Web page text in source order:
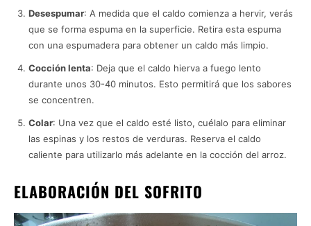
Desespumar: A medida que el caldo comienza a hervir, verás
que se forma espuma en la superficie. Retira esta espuma
con una espumadera para obtener un caldo más limpio.
Cocción lenta: Deja que el caldo hierva a fuego lento
durante unos 30-40 minutos. Esto permitirá que los sabores
se concentren.
Colar: Una vez que el caldo esté listo, cuélalo para eliminar
las espinas y los restos de verduras. Reserva el caldo
caliente para utilizarlo más adelante en la cocción del arroz.
ELABORACIÓN DEL SOFRITO